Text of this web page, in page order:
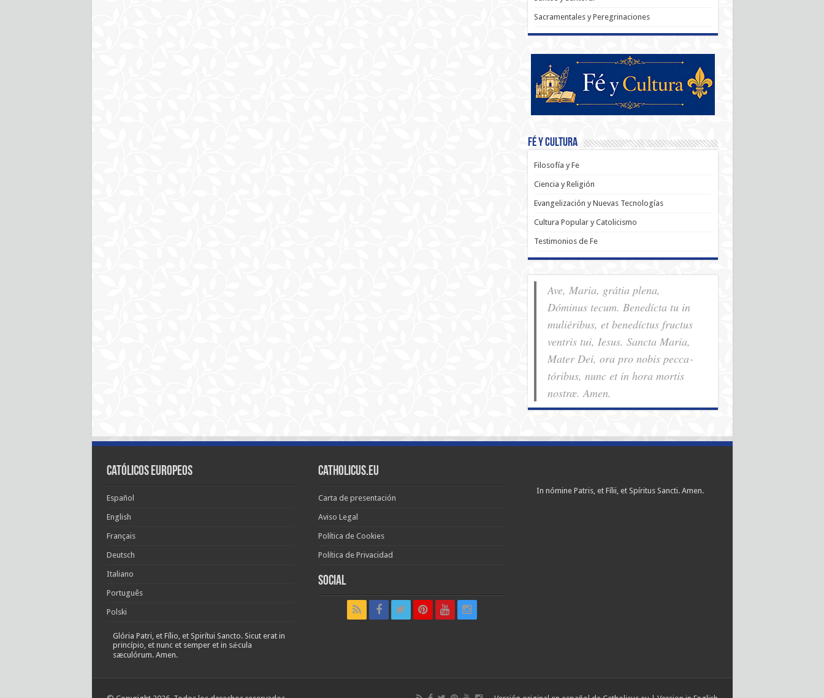
Sacramentales y Peregrinaciones
Fé y Cultura
Filosofía y Fe
Ciencia y Religión
Evangelización y Nuevas Tecnologías
Cultura Popular y Catolicismo
Testimonios de Fe
Ave, Maria, grátia plena,
Dóminus tecum. Benedícta tu in
muliéribus, et benedíctus fructus
ventris tui, Iesus. Sancta Maria,
Mater Dei, ora pro nobis pec­ca­
tóribus, nunc et in hora mortis
nostræ. Amen.
Católicos Europeos
Español
English
Français
Deutsch
Italiano
Português
Polski
Glória Patri, et Fílio, et Spirítui Sancto. Sicut erat in
princípio, et nunc et semper et in sǽcula
sæculórum. Amen.
Catholicus.eu
Carta de presentación
Aviso Legal
Política de Cookies
Política de Privacidad
Social
In nómine Patris, et Fílii, et Spíritus Sancti. Amen.